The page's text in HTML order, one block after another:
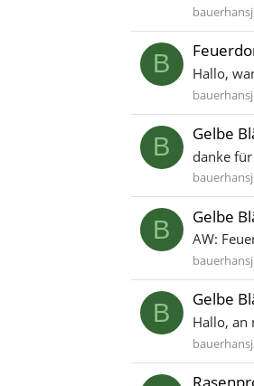
B Hallo,
B Gelbe
danke
B Gelbe
AW:
B Gelbe
Hallo, an